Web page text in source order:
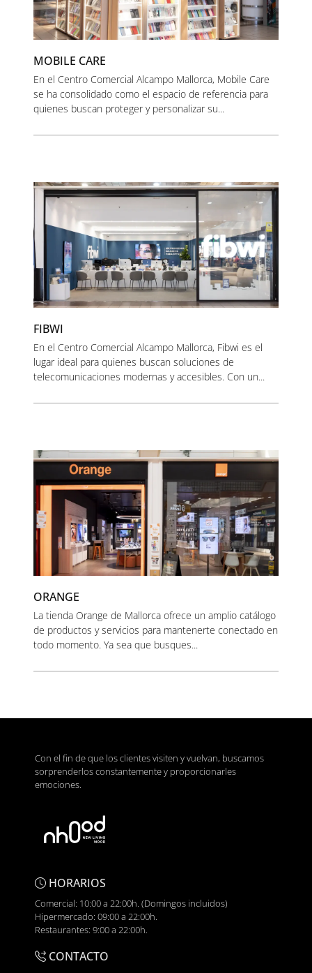
MOBILE CARE
En el Centro Comercial Alcampo Mallorca, Mobile Care
se ha consolidado como el espacio de referencia para
quienes buscan proteger y personalizar su...
FIBWI
En el Centro Comercial Alcampo Mallorca, Fibwi es el
lugar ideal para quienes buscan soluciones de
telecomunicaciones modernas y accesibles. Con un...
ORANGE
La tienda Orange de Mallorca ofrece un amplio catálogo
de productos y servicios para mantenerte conectado en
todo momento. Ya sea que busques...
Con el fin de que los clientes visiten y vuelvan, buscamos
sorprenderlos constantemente y proporcionarles
emociones.
HORARIOS
Comercial: 10:00 a 22:00h. (Domingos incluidos)
Hipermercado: 09:00 a 22:00h.
Restaurantes: 9:00 a 22:00h.
CONTACTO